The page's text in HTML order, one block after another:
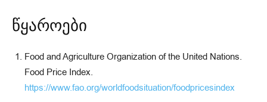
წყაროები
Food and Agriculture Organization of the United Nations.
Food Price Index.
https://www.fao.org/worldfoodsituation/foodpricesindex